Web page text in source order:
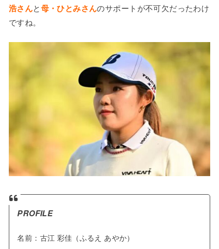
浩さんと母・ひとみさんのサポートが不可欠だったわけ
ですね。
PROFILE
名前：古江 彩佳（ふるえ あやか）